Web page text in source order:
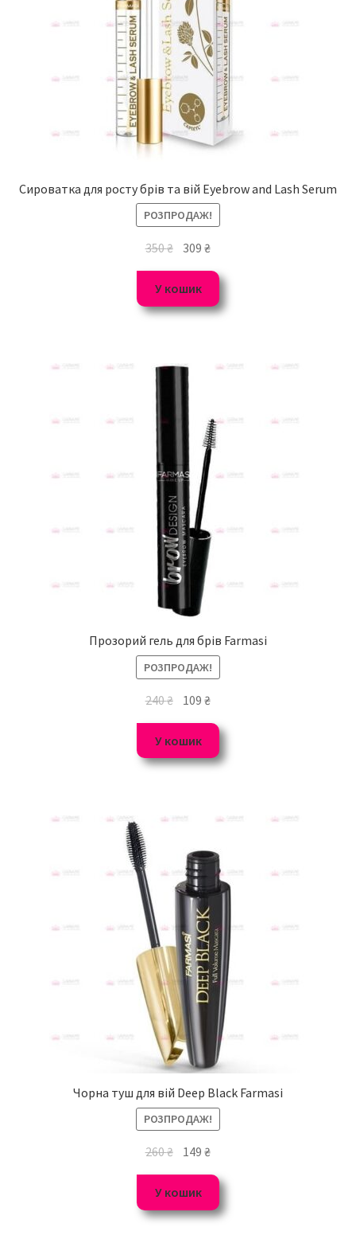
Сироватка для росту брів та вій Eyebrow and Lash Serum
РОЗПРОДАЖ!
350₴ 309₴
У кошик
Прозорий гель для брів Farmasi
РОЗПРОДАЖ!
240₴ 109₴
У кошик
Чорна туш для вій Deep Black Farmasi
РОЗПРОДАЖ!
260₴ 149₴
У кошик